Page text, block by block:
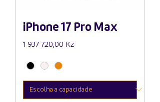
iPhone 17 Pro Max
Preço
1 937 720,00 Kz